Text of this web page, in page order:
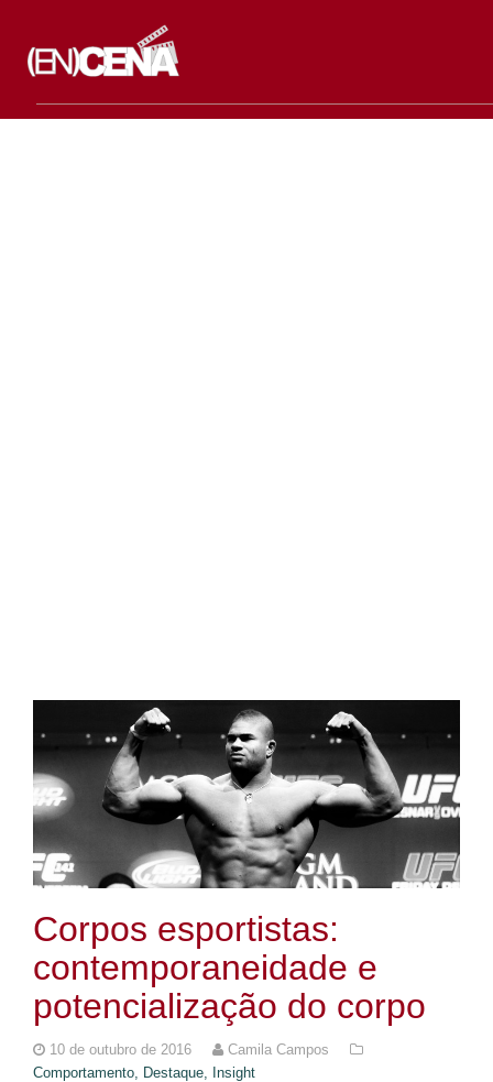
Corpos esportistas:
contemporaneidade e
potencialização do corpo
10 de outubro de 2016
Camila Campos
Comportamento,
Destaque, Insight